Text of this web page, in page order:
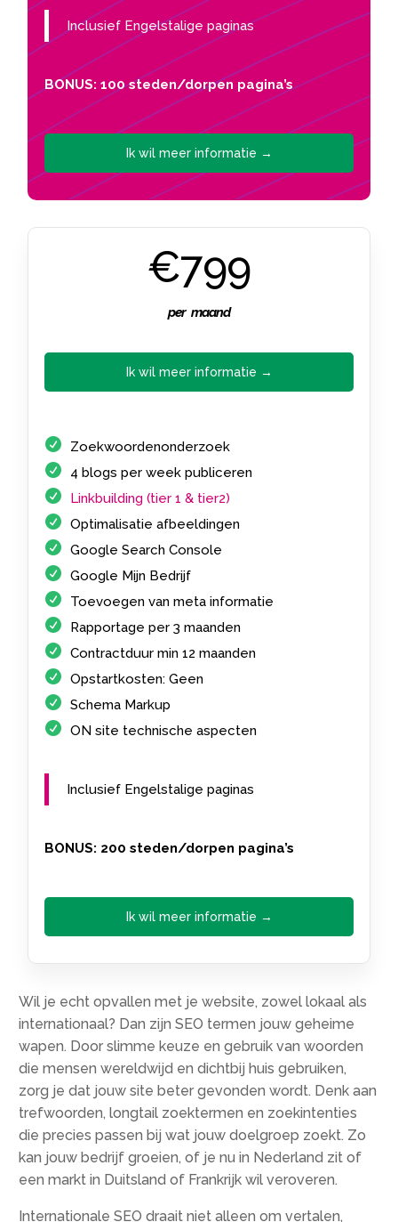
Inclusief Engelstalige paginas
BONUS: 100 steden/dorpen pagina’s
Ik wil meer informatie →
€799
per maand
Ik wil meer informatie →
Zoekwoordenonderzoek
4 blogs per week publiceren
Linkbuilding (tier 1 & tier2)
Optimalisatie afbeeldingen
Google Search Console
Google Mijn Bedrijf
Toevoegen van meta informatie
Rapportage per 3 maanden
Contractduur min 12 maanden
Opstartkosten: Geen
Schema Markup
ON site technische aspecten
Inclusief Engelstalige paginas
BONUS: 200 steden/dorpen pagina’s
Ik wil meer informatie →
Wil je echt opvallen met je website, zowel lokaal als
internationaal? Dan zijn SEO termen jouw geheime
wapen. Door slimme keuze en gebruik van woorden
die mensen wereldwijd en dichtbij huis gebruiken,
zorg je dat jouw site beter gevonden wordt. Denk aan
trefwoorden, longtail zoektermen en zoekintenties
die precies passen bij wat jouw doelgroep zoekt. Zo
kan jouw bedrijf groeien, of je nu in Nederland zit of
een markt in Duitsland of Frankrijk wil veroveren.
Internationale SEO draait niet alleen om vertalen,